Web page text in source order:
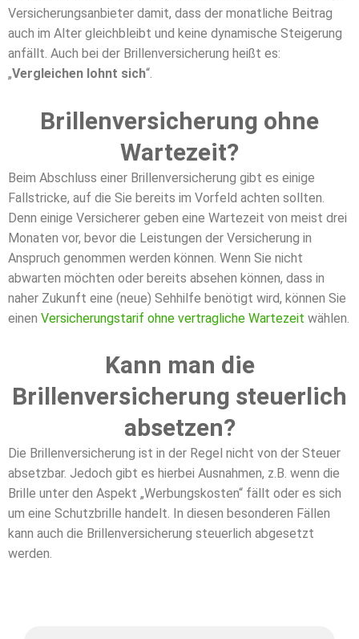
Versicherungsanbieter damit, dass der monatliche Beitrag
auch im Alter gleichbleibt und keine dynamische Steigerung
anfällt. Auch bei der Brillenversicherung heißt es:
„Vergleichen lohnt sich“.
Brillenversicherung ohne
Wartezeit?
Beim Abschluss einer Brillenversicherung gibt es einige
Fallstricke, auf die Sie bereits im Vorfeld achten sollten.
Denn einige Versicherer geben eine Wartezeit von meist drei
Monaten vor, bevor die Leistungen der Versicherung in
Anspruch genommen werden können. Wenn Sie nicht
abwarten möchten oder bereits absehen können, dass in
naher Zukunft eine (neue) Sehhilfe benötigt wird, können Sie
einen Versicherungstarif ohne vertragliche Wartezeit wählen.
Kann man die
Brillenversicherung steuerlich
absetzen?
Die Brillenversicherung ist in der Regel nicht von der Steuer
absetzbar. Jedoch gibt es hierbei Ausnahmen, z.B. wenn die
Brille unter den Aspekt „Werbungskosten“ fällt oder es sich
um eine Schutzbrille handelt. In diesen besonderen Fällen
kann auch die Brillenversicherung steuerlich abgesetzt
werden.